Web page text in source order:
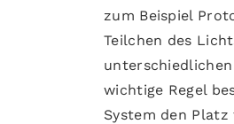
zum Beispiel
Teilchen des
wichtige Regel
System den